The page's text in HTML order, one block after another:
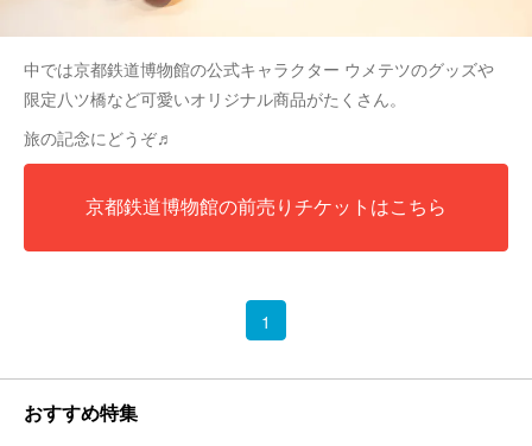
中では京都鉄道博物館の公式キャラクター ウメテツのグッズや
限定八ツ橋など可愛いオリジナル商品がたくさん。
旅の記念にどうぞ♬
京都鉄道博物館の前売りチケットはこちら
1
おすすめ特集